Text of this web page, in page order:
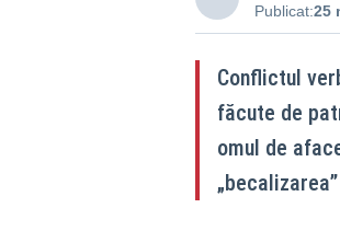
Publicat:25
Conflictul
făcute de
omul de